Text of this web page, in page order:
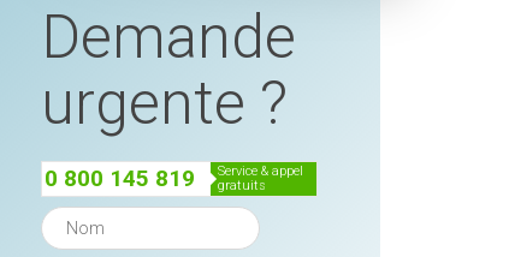
Demande
urgente ?
0 800 145 819
service & appel
gratuits